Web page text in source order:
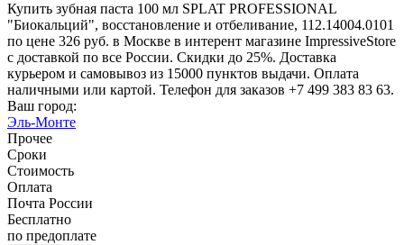
Купить зубная паста 100 мл SPLAT PROFESSIONAL
"Биокальций", восстановление и отбеливание, 112.14004.0101
по цене 326 руб. в Москве в интерент магазине ImpressiveStore
с доставкой по все России. Скидки до 25%. Доставка
курьером и самовывоз из 15000 пунктов выдачи. Оплата
наличными или картой. Телефон для заказов +7 499 383 83 63.
Ваш город:
Эль-Монте
Прочее
Сроки
Стоимость
Оплата
Почта России
Бесплатно
по предоплате